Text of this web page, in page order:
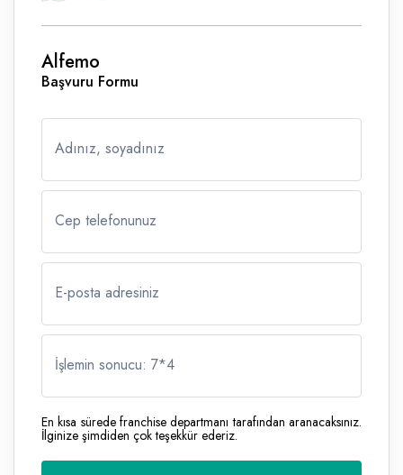
Alfemo
Başvuru Formu
Adınız, soyadınız
Cep telefonunuz
E-posta adresiniz
İşlemin sonucu: 7*4
En kısa sürede franchise departmanı tarafından aranacaksınız.
İlginize şimdiden çok teşekkür ederiz.